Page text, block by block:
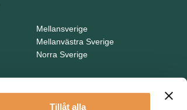
Tillåt alla
Mellansverige
Mellanvästra Sverige
Norra Sverige